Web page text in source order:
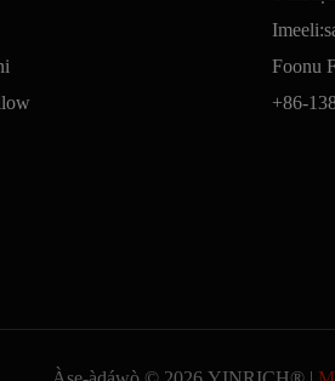
Imeeli:
Foonu
+86-